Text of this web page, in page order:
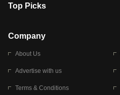
RBI का नया नियम: अब बैंकों को अपनी सभी
Top Picks
बारिश की चेतावनी
Company
About Us
Advertise with us
Terms & Conditions